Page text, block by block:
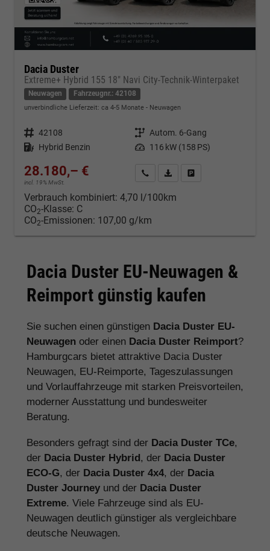
Dacia Duster
Extreme+ Hybrid 155 18" Navi City-Technik-Winterpaket
Neuwagen Fahrzeugnr.: 42108
unverbindliche Lieferzeit: ca 4-5 Monate Neuwagen
Fahrzeugnr. 42108 Getriebe Autom. 6-Gang
Kraftstoff Hybrid Benzin Leistung 116 kW (158 PS)
28.180,– €
incl. 19% MwSt.
Kontakt & Angebot anfordern
PDF-Datei, Fahrzeugexposé
Verbrauch kombiniert: 4,70 l/100km
CO2-Klasse: C
CO2-Emissionen: 107,00 g/km
Dacia Duster EU-Neuwagen &
Reimport günstig kaufen
Sie suchen einen günstigen Dacia Duster EU-
Neuwagen oder einen Dacia Duster Reimport?
Hamburgcars bietet attraktive Dacia Duster
Neuwagen, EU-Reimporte, Tageszulassungen
und Vorlauffahrzeuge mit starken Preisvorteilen,
moderner Ausstattung und bundesweiter
Beratung.
Besonders gefragt sind der Dacia Duster TCe,
der Dacia Duster Hybrid, der Dacia Duster
ECO-G, der Dacia Duster 4x4, der Dacia
Duster Journey und der Dacia Duster
Extreme. Viele Fahrzeuge sind als EU-
Neuwagen deutlich günstiger als vergleichbare
deutsche Neuwagen.